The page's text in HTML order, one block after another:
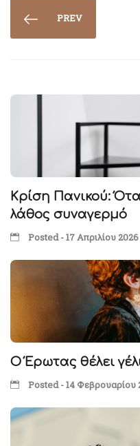
PREV
Κρίση Πανικού:
λάθος συναγερμό
Posted - 17 Απριλίου 2026
Ο Έρωτας θέλει
Posted - 14 Φεβρουαρίου